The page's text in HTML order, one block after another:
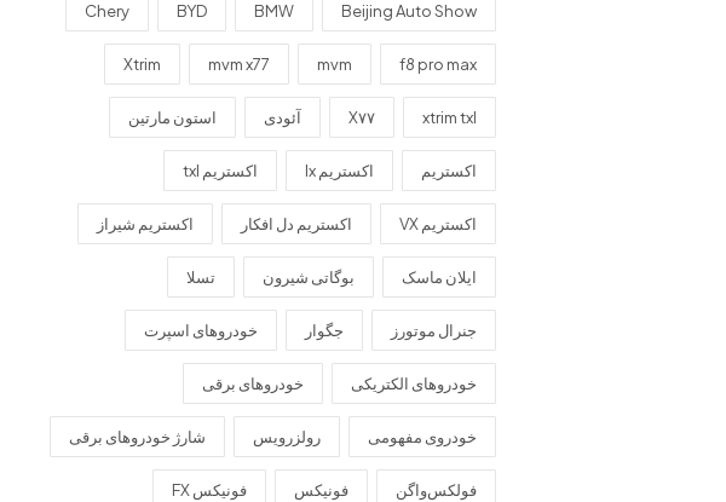
Beijing Auto Show
BMW
BYD
Chery
f8 pro max
mvm
mvm x77
Xtrim
xtrim txl X۷۷ آئودی استون مارتین
اکستریم اکستریم lx اکستریم txl
اکستریم VX اکستریم دل افکار اکستریم شیراز
ایلان ماسک بوگاتی شیرون تسلا
جنرال موتورز جگوار خودروهای اسپرت
خودروهای الکتریکی خودروهای برقی
خودروی مفهومی رولزرویس شارژ خودروهای برقی
فولکس‌واگن فونیکس فونیکس FX